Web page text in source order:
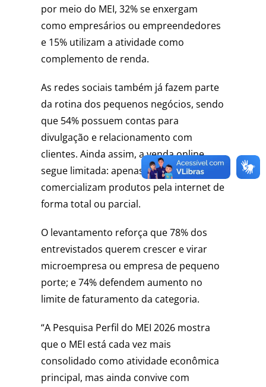
por meio do MEI, 32% se enxergam
como empresários ou empreendedores
e 15% utilizam a atividade como
complemento de renda.
As redes sociais também já fazem parte
da rotina dos pequenos negócios, sendo
que 54% possuem contas para
divulgação e relacionamento com
clientes. Ainda assim, a venda online
segue limitada: apenas 16%
comercializam produtos pela internet de
forma total ou parcial.
O levantamento reforça que 78% dos
entrevistados querem crescer e virar
microempresa ou empresa de pequeno
porte; e 74% defendem aumento no
limite de faturamento da categoria.
“A Pesquisa Perfil do MEI 2026 mostra
que o MEI está cada vez mais
consolidado como atividade econômica
principal, mas ainda convive com